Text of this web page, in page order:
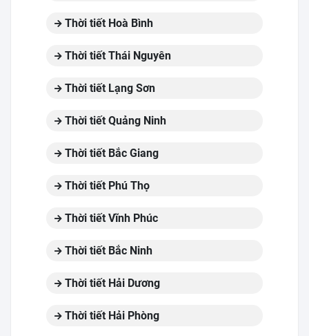
Thời tiết Hoà Bình
Thời tiết Thái Nguyên
Thời tiết Lạng Sơn
Thời tiết Quảng Ninh
Thời tiết Bắc Giang
Thời tiết Phú Thọ
Thời tiết Vĩnh Phúc
Thời tiết Bắc Ninh
Thời tiết Hải Dương
Thời tiết Hải Phòng